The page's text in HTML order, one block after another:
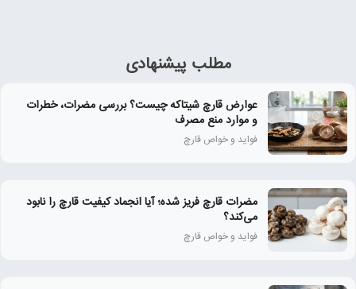
مطلب پیشنهادی
عوارض قارچ شیتاکه چیست؟ بررسی مضرات، خطرات
و موارد منع مصرف
فواید و خواص قارچ
مضرات قارچ فریز شده؛ آیا انجماد کیفیت قارچ را نابود
می‌کند؟
فواید و خواص قارچ